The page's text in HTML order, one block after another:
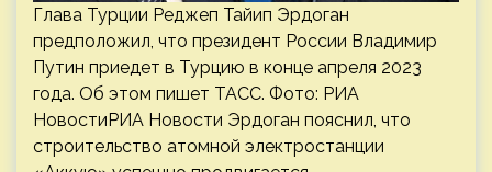
Глава Турции Реджеп Тайип Эрдоган
предположил, что президент России Владимир
Путин приедет в Турцию в конце апреля 2023
года. Об этом пишет ТАСС. Фото: РИА
НовостиРИА Новости Эрдоган пояснил, что
строительство атомной электростанции